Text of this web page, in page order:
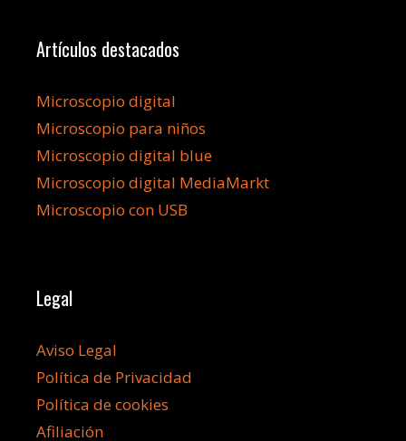
Artículos destacados
Microscopio digital
Microscopio para niños
Microscopio digital blue
Microscopio digital MediaMarkt
Microscopio con USB
Legal
Aviso Legal
Política de Privacidad
Política de cookies
Afiliación